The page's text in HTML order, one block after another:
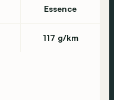
Essence
117 g/km